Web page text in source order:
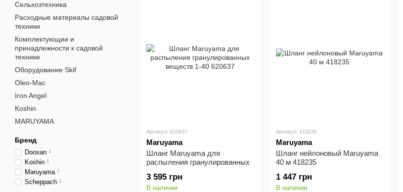
Артикул: 620637
Maruyama
Шланг Maruyama для
распыления гранулированных
3 595 грн
В наличии
Артикул: 418235
Maruyama
Шланг нейлоновый Maruyama
40 м 418235
1 447 грн
В наличии
Сельхозтехника
Расходные материалы садовой
техники
Комплектующии и
принадлежности к садовой
технике
Оборудование Skif
Oleo-Mac
Iron Angel
Koshin
MARUYAMA
Бренд
Doosan 1
Koshin 1
Maruyama 7
Scheppach 1